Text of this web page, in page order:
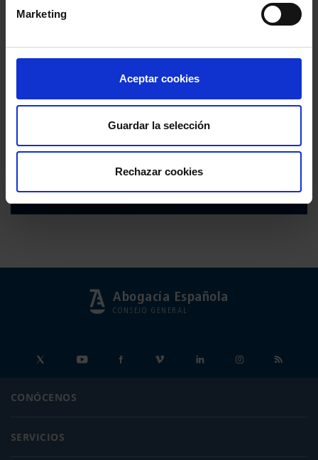
Marketing
Aceptar cookies
Guardar la selección
Rechazar cookies
Abogacía Española
CONSEJO GENERAL
CONÓCENOS
SERVICIOS